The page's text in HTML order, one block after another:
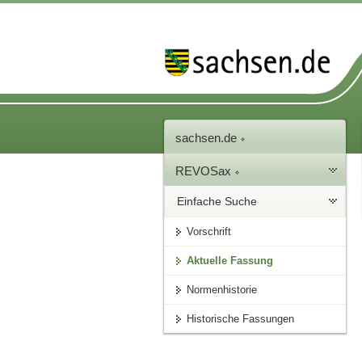
sachsen.de
REVOSax
Einfache Suche
Vorschrift
Aktuelle Fassung
Normenhistorie
Historische Fassungen